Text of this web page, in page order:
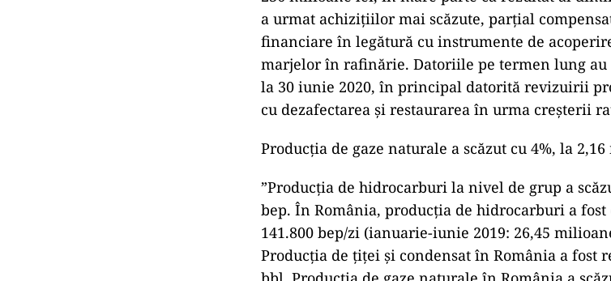
a urmat achiziţiilor mai scăzute, parţial
financiare în legătură cu instrumente de
marjelor în rafinărie. Datoriile pe termen lung au
la 30 iunie 2020, în principal datorită revizuirii
cu dezafectarea şi restaurarea în urma creşterii
Producţia de gaze naturale a scăzut cu 4%, la
”Producţia de hidrocarburi la nivel de grup a
bep. În România, producţia de hidrocarburi a fost
141.800 bep/zi (ianuarie-iunie 2019: 26,45
Producţia de ţiţei şi condensat în România a fost